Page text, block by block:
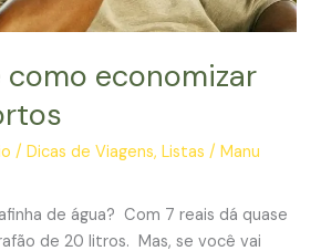
como economizar
/Dicas de Viagens,Listas /Manu
de água? Com 7 reais dá quase
de 20 litros. Mas, se você vai